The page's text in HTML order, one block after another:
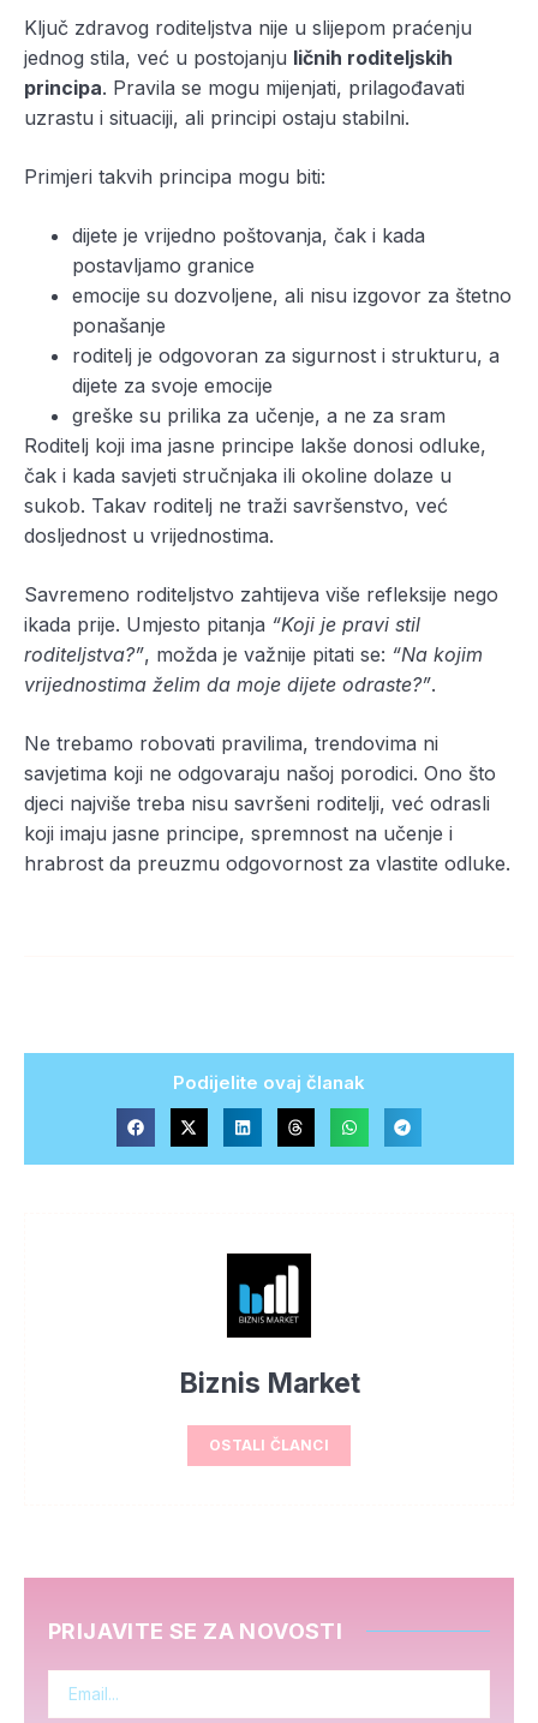
Ključ zdravog roditeljstva nije u slijepom praćenju
jednog stila, već u postojanju ličnih roditeljskih
principa. Pravila se mogu mijenjati, prilagođavati
uzrastu i situaciji, ali principi ostaju stabilni.
Primjeri takvih principa mogu biti:
dijete je vrijedno poštovanja, čak i kada
postavljamo granice
emocije su dozvoljene, ali nisu izgovor za štetno
ponašanje
roditelj je odgovoran za sigurnost i strukturu, a
dijete za svoje emocije
greške su prilika za učenje, a ne za sram
Roditelj koji ima jasne principe lakše donosi odluke,
čak i kada savjeti stručnjaka ili okoline dolaze u
sukob. Takav roditelj ne traži savršenstvo, već
dosljednost u vrijednostima.
Savremeno roditeljstvo zahtijeva više refleksije nego
ikada prije. Umjesto pitanja “Koji je pravi stil
roditeljstva?”, možda je važnije pitati se: “Na kojim
vrijednostima želim da moje dijete odraste?”.
Ne trebamo robovati pravilima, trendovima ni
savjetima koji ne odgovaraju našoj porodici. Ono što
djeci najviše treba nisu savršeni roditelji, već odrasli
koji imaju jasne principe, spremnost na učenje i
hrabrost da preuzmu odgovornost za vlastite odluke.
Podijelite ovaj članak
Biznis Market
OSTALI ČLANCI
PRIJAVITE SE ZA NOVOSTI